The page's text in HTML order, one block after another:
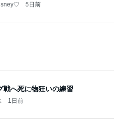
5日前
戦へ死に物狂いの練習
1日前